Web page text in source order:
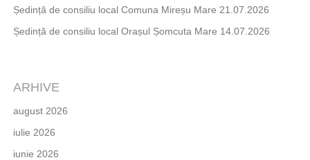
Ședință de consiliu local Comuna Mireșu Mare 21.07.2026
Ședință de consiliu local Orașul Șomcuta Mare 14.07.2026
ARHIVE
august 2026
iulie 2026
iunie 2026